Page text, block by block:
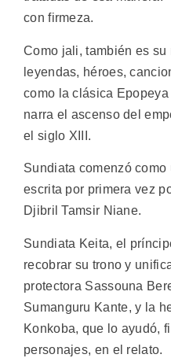
con firmeza.
Como jali, también es
leyendas, héroes,
como la clásica
narra el ascenso del
el siglo XIII.
Sundiata comenzó
escrita por primera vez
Djibril Tamsir Niane.
Sundiata Keita, el
recobrar su trono y
protectora Sassouna
Sumanguru Kante, y la
Konkoba, que lo ayudó,
personajes, en el relato.